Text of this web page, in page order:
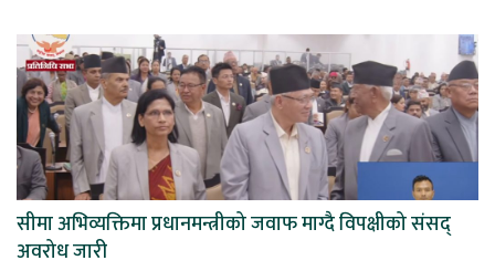
सीमा अभिव्यक्तिमा प्रधानमन्त्रीको जवाफ माग्दै विपक्षीको संसद्
अवरोध जारी